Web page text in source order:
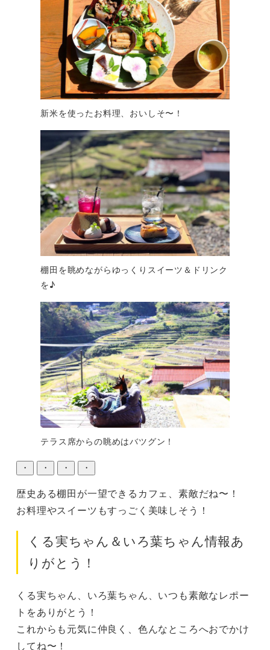
新米を使ったお料理、おいしそ〜！
棚田を眺めながらゆっくりスイーツ＆ドリンク
を♪
テラス席からの眺めはバツグン！
・ ・ ・ ・
歴史ある棚田が一望できるカフェ、素敵だね〜！
お料理やスイーツもすっごく美味しそう！
くる実ちゃん＆いろ葉ちゃん情報あ
りがとう！
くる実ちゃん、いろ葉ちゃん、いつも素敵なレポー
トをありがとう！
これからも元気に仲良く、色んなところへおでかけ
してね〜！